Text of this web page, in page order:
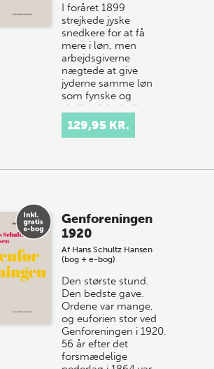
I foråret 1899
strejkede jyske
snedkere for at få
mere i løn, men
arbejdsgiverne
nægtede at give
jyderne samme løn
som fynske og
sjællandske kolleger.
…129,95 KR.
Genforeningen
1920
Af Hans Schultz Hansen
(bog + e-bog)
Den største stund.
Den bedste gave.
Ordene var mange,
og euforien stor ved
Genforeningen i 1920.
56 år efter det
forsmædelige